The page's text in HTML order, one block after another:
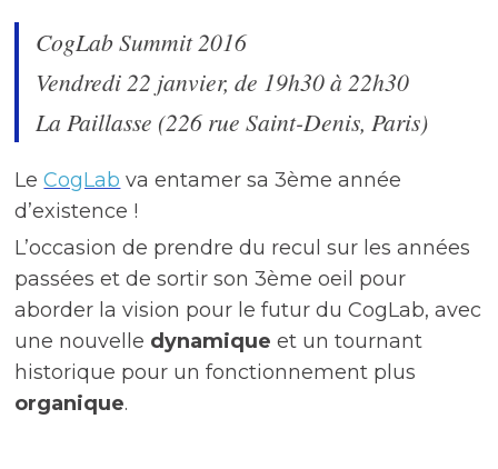
CogLab Summit 2016
Vendredi 22 janvier, de 19h30 à 22h30
La Paillasse (226 rue Saint-Denis, Paris)
LeCogLab va entamer sa 3ème année
d’existence !
L’occasion de prendre du recul sur les années
passées et de sortir son 3ème oeil pour
aborder la vision pour le futur du CogLab, avec
une nouvelle dynamique et un tournant
historique pour un fonctionnement plus
organique.